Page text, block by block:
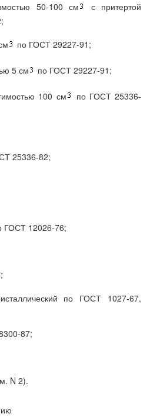
50-100 см
с притертой
по ГОСТ 29227-91;
5 см по ГОСТ 29227-91;
100 см
по ГОСТ 25336-
25336-82;
ГОСТ 12026-76;
по ГОСТ 1027-67,
87;
N 2).